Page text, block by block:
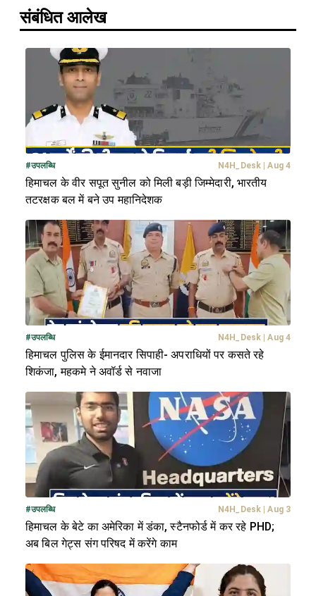
संबंधित आलेख
#उपलब्धि N4H_Desk Aug 4
हिमाचल के वीर सपूत सुनील को मिली बड़ी जिम्मेदारी, भारतीय
तटरक्षक बल में बने उप महानिदेशक
#उपलब्धि N4H_Desk Aug 4
हिमाचल पुलिस के ईमानदार सिपाही- अपराधियों पर कसते रहे
शिकंजा, महकमे ने अवॉर्ड से नवाजा
#उपलब्धि N4H_Desk Aug 3
हिमाचल के बेटे का अमेरिका में डंका, स्टैनफोर्ड में कर रहे PHD;
अब बिल गेट्स संग परिषद में करेंगे काम